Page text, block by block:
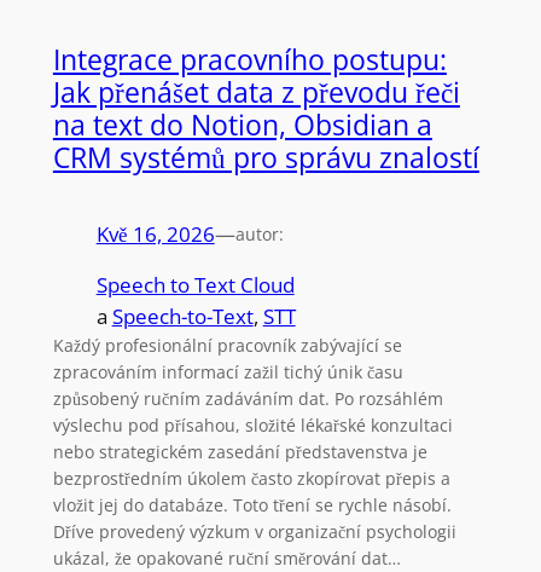
Integrace pracovního postupu:
Jak přenášet data z převodu řeči
na text do Notion, Obsidian a
CRM systémů pro správu znalostí
Kvě 16, 2026—autor:
Speech to Text Cloud
a Speech-to-Text, STT
Každý profesionální pracovník zabývající se
zpracováním informací zažil tichý únik času
způsobený ručním zadáváním dat. Po rozsáhlém
výslechu pod přísahou, složité lékařské konzultaci
nebo strategickém zasedání představenstva je
bezprostředním úkolem často zkopírovat přepis a
vložit jej do databáze. Toto tření se rychle násobí.
Dříve provedený výzkum v organizační psychologii
ukázal, že opakované ruční směrování dat…